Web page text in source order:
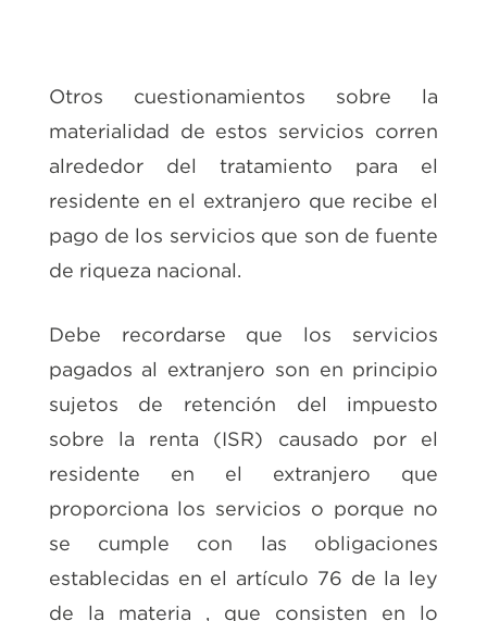
Otros cuestionamientos sobre la
materialidad de estos servicios corren
alrededor del tratamiento para el
residente en el extranjero que recibe el
pago de los servicios que son de fuente
de riqueza nacional.
Debe recordarse que los servicios
pagados al extranjero son en principio
sujetos de retención del impuesto
sobre la renta (ISR) causado por el
residente en el extranjero que
proporciona los servicios o porque no
se cumple con las obligaciones
establecidas en el artículo 76 de la ley
de la materia , que consisten en lo